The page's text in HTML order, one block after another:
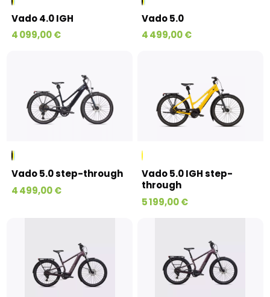
Vado 4.0 IGH
4 099,00 €
Vado 5.0
4 499,00 €
Vado 5.0 step-through
4 499,00 €
Vado 5.0 IGH step-
through
5 199,00 €